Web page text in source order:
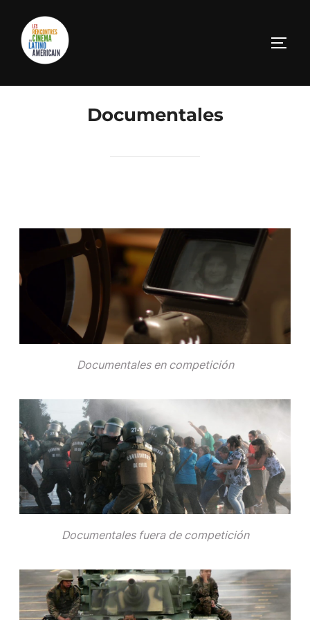
Documentales
Documentales en competición
Documentales fuera de competición